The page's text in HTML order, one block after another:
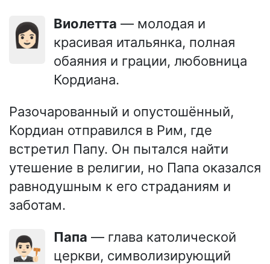
👩🏻 Виолетта — молодая и
красивая итальянка, полная
обаяния и грации, любовница
Кордиана.
Разочарованный и опустошённый,
Кордиан отправился в Рим, где
встретил Папу. Он пытался найти
утешение в религии, но Папа оказался
равнодушным к его страданиям и
заботам.
👨🏻‍⚖️ Папа — глава католической
церкви, символизирующий